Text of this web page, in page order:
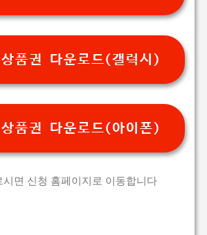
품권 다운로드(갤럭시)
품권 다운로드(아이폰)
시면 신청 홈페이지로 이동합니다